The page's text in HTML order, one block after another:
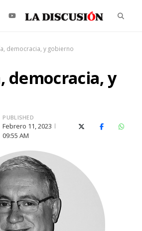
democracia, y gobierno
democracia, y
PUBLISHED
Febrero 11, 2023
09:55 AM
X (Twitter)Facebook